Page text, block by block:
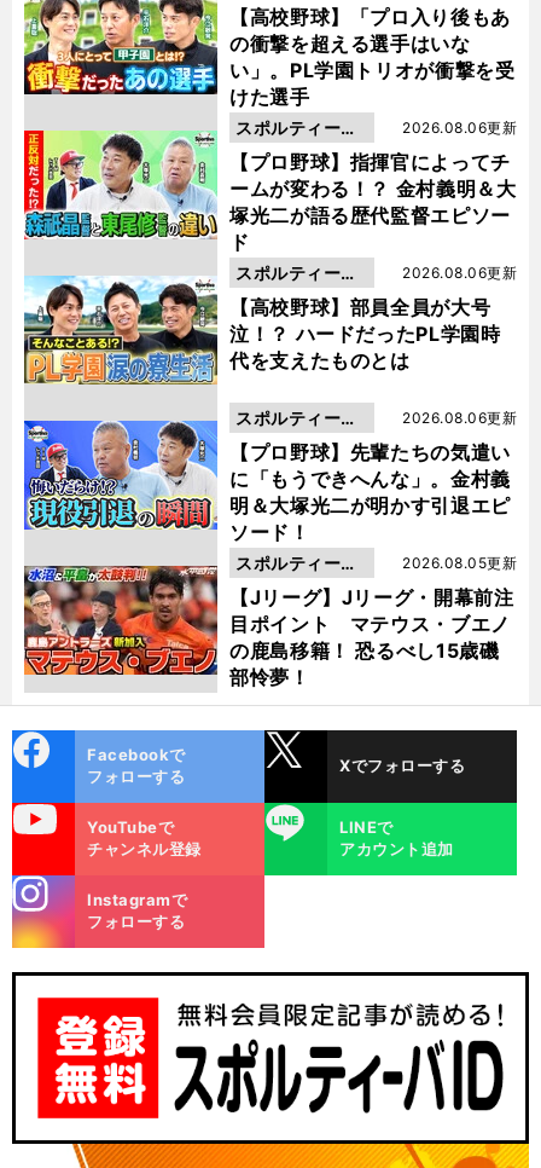
【高校野球】「プロ入り後もあ
の衝撃を超える選手はいな
い」。PL学園トリオが衝撃を受
けた選手
動画
【プロ野球】指揮官によってチ
ームが変わる！？ 金村義明＆大
塚光二が語る歴代監督エピソー
ド
2026.08.06更新
スポルティーバ
動画
【高校野球】部員全員が大号
泣！？ ハードだったPL学園時
代を支えたものとは
2026.08.06更新
スポルティーバ
動画
【プロ野球】先輩たちの気遣い
に「もうできへんな」。金村義
明＆大塚光二が明かす引退エピ
ソード！
2026.08.06更新
スポルティーバ
動画
【Jリーグ】Jリーグ・開幕前注
目ポイント マテウス・ブエノ
の鹿島移籍！ 恐るべし15歳磯
部怜夢！
2026.08.05更新
スポルティーバ
動画
ok
Facebookで
フォローする
Xでフォローする
YouTubeで
チャンネル登録
LINE
LINEで
アカウント追加
m
Instagramで
フォローする